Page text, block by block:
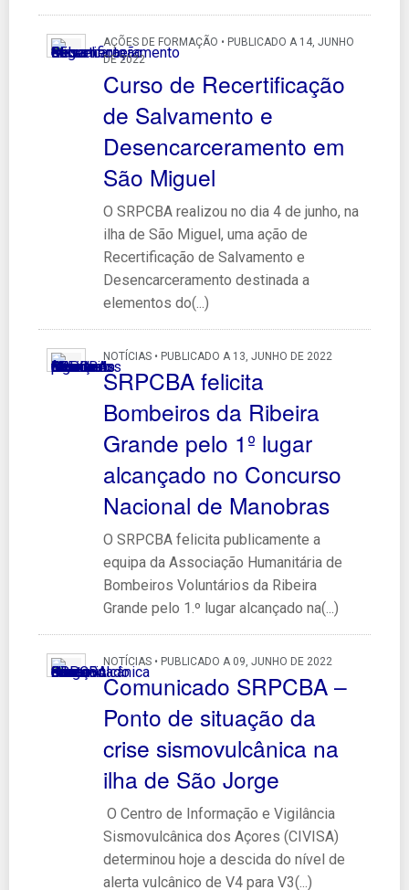
AÇÕES DE FORMAÇÃO • PUBLICADO A 14, JUNHO
DE 2022
Curso de Recertificação
de Salvamento e
Desencarceramento em
São Miguel
O SRPCBA realizou no dia 4 de junho, na
ilha de São Miguel, uma ação de
Recertificação de Salvamento e
Desencarceramento destinada a
elementos do(...)
NOTÍCIAS • PUBLICADO A 13, JUNHO DE 2022
SRPCBA felicita
Bombeiros da Ribeira
Grande pelo 1º lugar
alcançado no Concurso
Nacional de Manobras
O SRPCBA felicita publicamente a
equipa da Associação Humanitária de
Bombeiros Voluntários da Ribeira
Grande pelo 1.º lugar alcançado na(...)
NOTÍCIAS • PUBLICADO A 09, JUNHO DE 2022
Comunicado SRPCBA –
Ponto de situação da
crise sismovulcânica na
ilha de São Jorge
O Centro de Informação e Vigilância
Sismovulcânica dos Açores (CIVISA)
determinou hoje a descida do nível de
alerta vulcânico de V4 para V3(...)